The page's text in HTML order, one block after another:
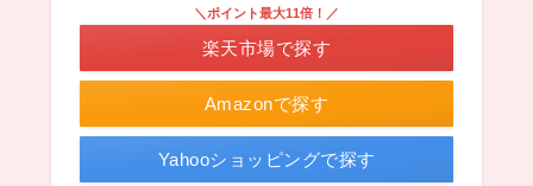
Amazonで探す
＼ポイント最大11倍！／
楽天市場で探す
Yahooショッピングで探す